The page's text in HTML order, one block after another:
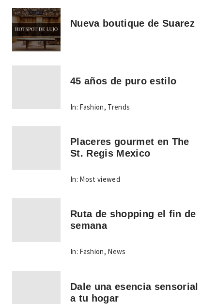
Nueva boutique de Suarez
45 años de puro estilo
In: Fashion, Trends
Placeres gourmet en The
St. Regis Mexico
In: Most viewed
Ruta de shopping el fin de
semana
In: Fashion, News
Dale una esencia sensorial
a tu hogar